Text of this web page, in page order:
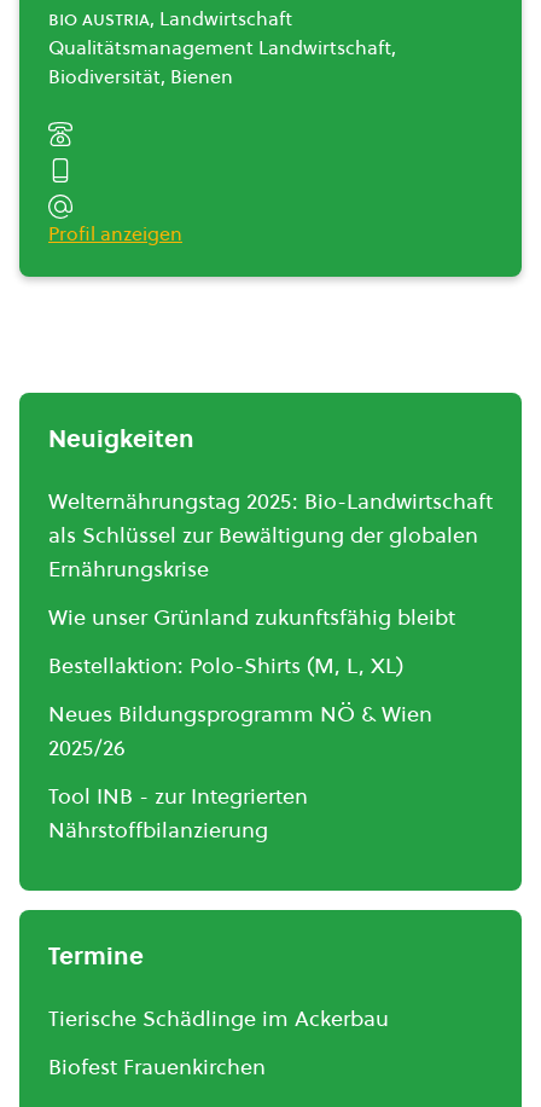
bio austria, Landwirtschaft
Qualitätsmanagement Landwirtschaft,
Biodiversität, Bienen
Profil anzeigen
Neuigkeiten
Welternährungstag 2025: Bio-Landwirtschaft
als Schlüssel zur Bewältigung der globalen
Ernährungskrise
Wie unser Grünland zukunftsfähig bleibt
Bestellaktion: Polo-Shirts (M, L, XL)
Neues Bildungsprogramm NÖ & Wien
2025/26
Tool INB - zur Integrierten
Nährstoffbilanzierung
Termine
Tierische Schädlinge im Ackerbau
Biofest Frauenkirchen